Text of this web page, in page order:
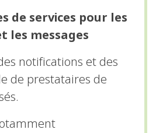
de services pour les
les messages
notifications et des
de prestataires de